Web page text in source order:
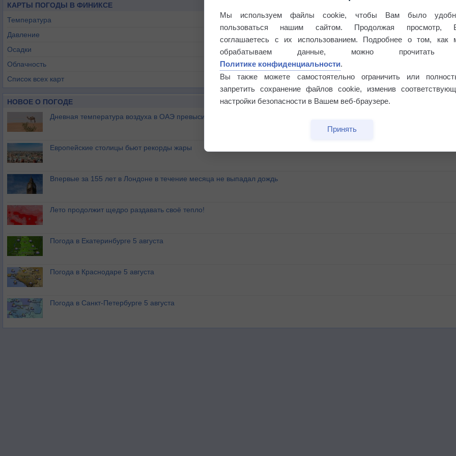
КАРТЫ ПОГОДЫ В ФИНИКСЕ
Температура
Давление
Осадки
Облачность
Список всех карт
НОВОЕ О ПОГОДЕ
Дневная температура воздуха в ОАЭ превысила +51°
Европейские столицы бьют рекорды жары
Впервые за 155 лет в Лондоне в течение месяца не выпадал дождь
Лето продолжит щедро раздавать своё тепло!
Погода в Екатеринбурге 5 августа
Погода в Краснодаре 5 августа
Погода в Санкт-Петербурге 5 августа
Мы используем файлы cookie, чтобы Вам было
пользоваться нашим сайтом. Продолжая просмотр,
соглашаетесь с их использованием. Подробнее о том, как
обрабатываем данные, можно прочитать
Политике конфиденциальности.
Вы также можете самостоятельно ограничить или
запретить сохранение файлов cookie, изменив
настройки безопасности в Вашем веб-браузере.
Принять